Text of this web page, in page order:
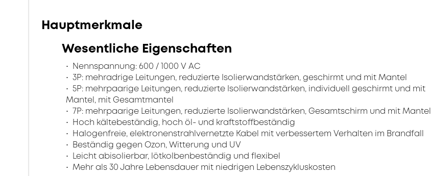
Hauptmerkmale
Wesentliche Eigenschaften
Nennspannung: 600 / 1000 V AC
3P: mehradrige Leitungen, reduzierte Isolierwandstärken, geschirmt und mit Mantel
5P: mehrpaarige Leitungen, reduzierte Isolierwandstärken, individuell geschirmt und mit
Mantel, mit Gesamtmantel
7P: mehrpaarige Leitungen, reduzierte Isolierwandstärken, Gesamtschirm und mit Mantel
Hoch kältebeständig, hoch öl- und kraftstoffbeständig
Halogenfreie, elektronenstrahlvernetzte Kabel mit verbessertem Verhalten im Brandfall
Beständig gegen Ozon, Witterung und UV
Leicht abisolierbar, lötkolbenbeständig und flexibel
Mehr als 30 Jahre Lebensdauer mit niedrigen Lebenszykluskosten